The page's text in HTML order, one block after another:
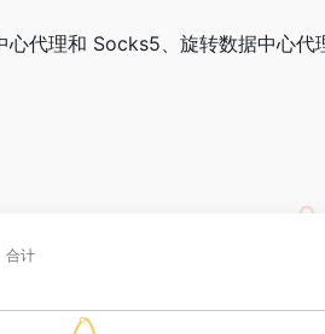
代理和 Socks5、旋转数据中心代